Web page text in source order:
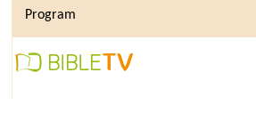
Program